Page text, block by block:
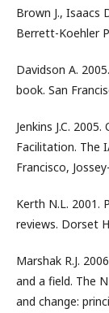
Brown J., Isaacs
Berrett-Koehler
Davidson A.
book. San
Jenkins J.C.
Facilitation. The
Francisco,
Kerth N.L. 2001.
reviews. Dorset
Marshak R.J.
and a field. The
and change: